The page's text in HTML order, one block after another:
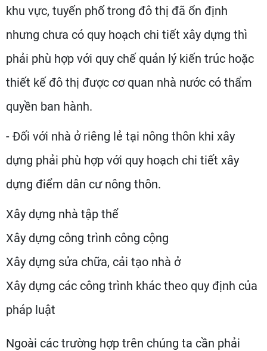
khu vực, tuyến phố trong đô thị đã ổn định
nhưng chưa có quy hoạch chi tiết xây dựng thì
phải phù hợp với quy chế quản lý kiến trúc hoặc
thiết kế đô thị được cơ quan nhà nước có thẩm
quyền ban hành.
- Đối với nhà ở riêng lẻ tại nông thôn khi xây
dựng phải phù hợp với quy hoạch chi tiết xây
dựng điểm dân cư nông thôn.
Xây dựng nhà tập thể
Xây dựng công trình công cộng
Xây dựng sửa chữa, cải tạo nhà ở
Xây dựng các công trình khác theo quy định của
pháp luật
Ngoài các trường hợp trên chúng ta cần phải